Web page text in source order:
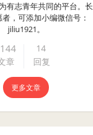
有志青年共同的平台。长
，可添加小编微信号：
jiliu1921。
章
14
回复
更多文章